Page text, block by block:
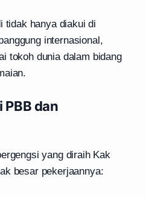
tidak hanya diakui di
internasional,
tokoh dunia dalam bidang
PBB dan
yang diraih Kak
besar pekerjaannya: